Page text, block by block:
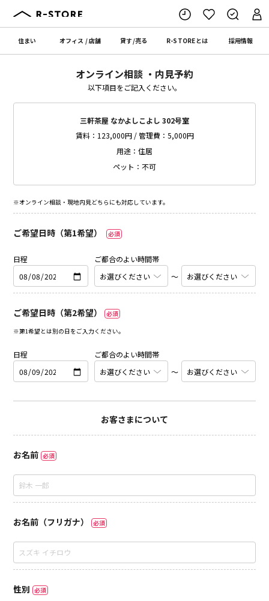
住まい オフィス /店舗 貸す/売る R-STOREとは 採用情報
オンライン相談 ・内見予約
以下項目をご記入ください。
三軒茶屋 なかよしこよし 302号室
賃料：123,000円 / 管理費：5,000円
用途：住居
ペット：不可
※オンライン相談・現地内見どちらにも対応しています。
ご希望日時（第1希望） 必須
日程
ご都合のよい時間帯
〜
ご希望日時（第2希望） 必須
※第1希望とは別の日をご入力ください。
日程
ご都合のよい時間帯
〜
お客さまについて
お名前 必須
お名前（フリガナ） 必須
性別 必須